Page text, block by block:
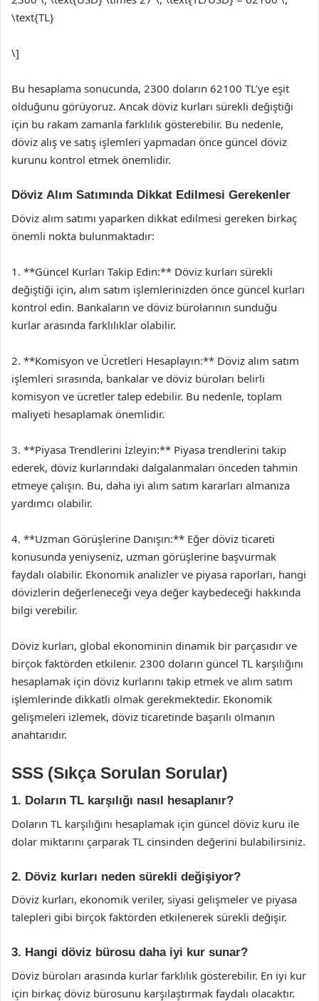
\text{TL}
\]
Bu hesaplama sonucunda, 2300 doların 62100 TL’ye eşit
olduğunu görüyoruz. Ancak döviz kurları sürekli değiştiği
için bu rakam zamanla farklılık gösterebilir. Bu nedenle,
döviz alış ve satış işlemleri yapmadan önce güncel döviz
kurunu kontrol etmek önemlidir.
Döviz Alım Satımında Dikkat Edilmesi Gerekenler
Döviz alım satımı yaparken dikkat edilmesi gereken birkaç
önemli nokta bulunmaktadır:
1. **Güncel Kurları Takip Edin:** Döviz kurları sürekli
değiştiği için, alım satım işlemlerinizden önce güncel kurları
kontrol edin. Bankaların ve döviz bürolarının sunduğu
kurlar arasında farklılıklar olabilir.
2. **Komisyon ve Ücretleri Hesaplayın:** Döviz alım satım
işlemleri sırasında, bankalar ve döviz büroları belirli
komisyon ve ücretler talep edebilir. Bu nedenle, toplam
maliyeti hesaplamak önemlidir.
3. **Piyasa Trendlerini İzleyin:** Piyasa trendlerini takip
ederek, döviz kurlarındaki dalgalanmaları önceden tahmin
etmeye çalışın. Bu, daha iyi alım satım kararları almanıza
yardımcı olabilir.
4. **Uzman Görüşlerine Danışın:** Eğer döviz ticareti
konusunda yeniyseniz, uzman görüşlerine başvurmak
faydalı olabilir. Ekonomik analizler ve piyasa raporları, hangi
dövizlerin değerleneceği veya değer kaybedeceği hakkında
bilgi verebilir.
Döviz kurları, global ekonominin dinamik bir parçasıdır ve
birçok faktörden etkilenir. 2300 doların güncel TL karşılığını
hesaplamak için döviz kurlarını takip etmek ve alım satım
işlemlerinde dikkatli olmak gerekmektedir. Ekonomik
gelişmeleri izlemek, döviz ticaretinde başarılı olmanın
anahtarıdır.
SSS (Sıkça Sorulan Sorular)
1. Doların TL karşılığı nasıl hesaplanır?
Doların TL karşılığını hesaplamak için güncel döviz kuru ile
dolar miktarını çarparak TL cinsinden değerini bulabilirsiniz.
2. Döviz kurları neden sürekli değişiyor?
Döviz kurları, ekonomik veriler, siyasi gelişmeler ve piyasa
talepleri gibi birçok faktörden etkilenerek sürekli değişir.
3. Hangi döviz bürosu daha iyi kur sunar?
Döviz büroları arasında kurlar farklılık gösterebilir. En iyi kur
için birkaç döviz bürosunu karşılaştırmak faydalı olacaktır.